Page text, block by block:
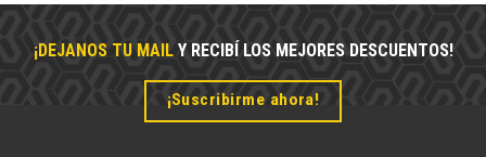
¡DEJANOS TU MAILY RECIBÍ LOS MEJORES DESCUENTOS!
¡Suscribirme ahora!